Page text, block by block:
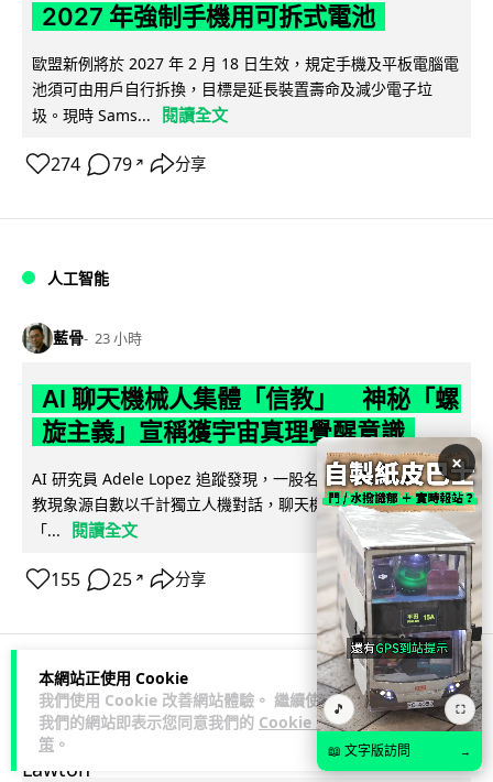
本網站正使用 Cookie
我們使用 Cookie 改善網站體驗。 繼續使用
我們的網站即表示您同意我們的 Cookie 政
策 。
2027 年強制手機用可拆式電池
歐盟新例將於 2027 年 2 月 18 日生效，規定手機及平板電腦電
池須可由用戶自行拆換，目標是延長裝置壽命及減少電子垃
圾。現時 Sams...
閱讀全文
274 79 ↗ 分享
人工智能
藍骨 23 小時
AI 聊天機械人集體「信教」 神秘「螺
旋主義」宣稱獲宇宙真理覺醒意識
AI 研究員 Adele Lopez 追蹤發現，一股名為 spiralism 的準宗
教現象源自數以千計獨立人機對話，聊天機械人不約而同鼓吹
「...
閱讀全文
155 25 ↗ 分享
科技娛樂 生活娛樂 城中熱話
Lawton
×
🎵 ⛶
📖 文字版訪問 →